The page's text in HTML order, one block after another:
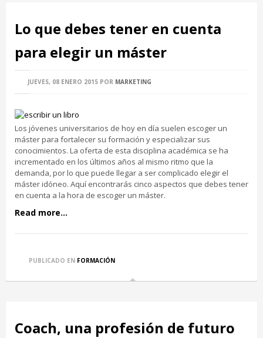
Lo que debes tener en cuenta
para elegir un máster
JUEVES, 08 ENERO 2015 POR MARKETING
Los jóvenes universitarios de hoy en día suelen escoger un
máster para fortalecer su formación y especializar sus
conocimientos. La oferta de esta disciplina académica se ha
incrementado en los últimos años al mismo ritmo que la
demanda, por lo que puede llegar a ser complicado elegir el
máster idóneo. Aquí encontrarás cinco aspectos que debes tener
en cuenta a la hora de escoger un máster.
Read more...
PUBLICADO EN FORMACIÓN
Coach, una profesión de futuro